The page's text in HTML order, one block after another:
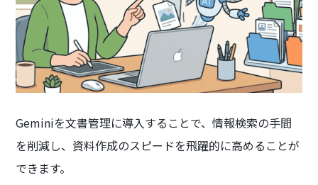
Geminiを文書管理に導入することで、情報検索の手間
を削減し、資料作成のスピードを飛躍的に高めることが
できます。